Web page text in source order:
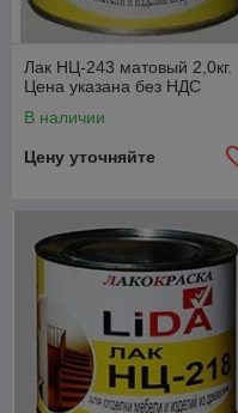
Лак НЦ-243 матовый 2,0кг.
Цена указана без НДС
В наличии
Цену уточняйте